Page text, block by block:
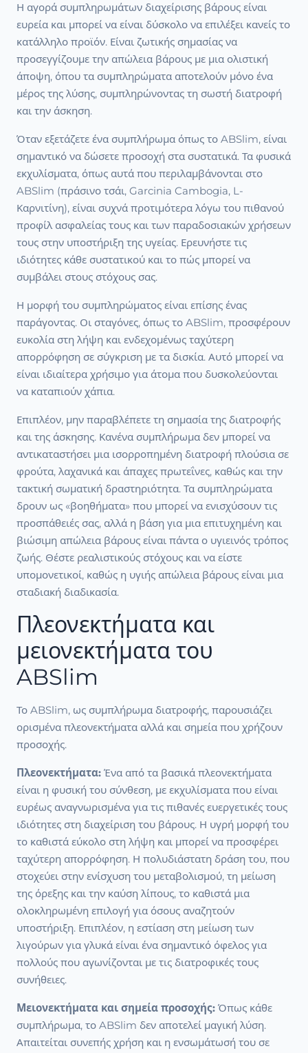
Η αγορά συμπληρωμάτων διαχείρισης βάρους είναι
ευρεία και μπορεί να είναι δύσκολο να επιλέξει κανείς το
κατάλληλο προϊόν. Είναι ζωτικής σημασίας να
προσεγγίζουμε την απώλεια βάρους με μια ολιστική
άποψη, όπου τα συμπληρώματα αποτελούν μόνο ένα
μέρος της λύσης, συμπληρώνοντας τη σωστή διατροφή
και την άσκηση.
Όταν εξετάζετε ένα συμπλήρωμα όπως το ABSlim, είναι
σημαντικό να δώσετε προσοχή στα συστατικά. Τα φυσικά
εκχυλίσματα, όπως αυτά που περιλαμβάνονται στο
ABSlim (πράσινο τσάι, Garcinia Cambogia, L-
Καρνιτίνη), είναι συχνά προτιμότερα λόγω του πιθανού
προφίλ ασφαλείας τους και των παραδοσιακών χρήσεων
τους στην υποστήριξη της υγείας. Ερευνήστε τις
ιδιότητες κάθε συστατικού και το πώς μπορεί να
συμβάλει στους στόχους σας.
Η μορφή του συμπληρώματος είναι επίσης ένας
παράγοντας. Οι σταγόνες, όπως το ABSlim, προσφέρουν
ευκολία στη λήψη και ενδεχομένως ταχύτερη
απορρόφηση σε σύγκριση με τα δισκία. Αυτό μπορεί να
είναι ιδιαίτερα χρήσιμο για άτομα που δυσκολεύονται
να καταπιούν χάπια.
Επιπλέον, μην παραβλέπετε τη σημασία της διατροφής
και της άσκησης. Κανένα συμπλήρωμα δεν μπορεί να
αντικαταστήσει μια ισορροπημένη διατροφή πλούσια σε
φρούτα, λαχανικά και άπαχες πρωτεΐνες, καθώς και την
τακτική σωματική δραστηριότητα. Τα συμπληρώματα
δρουν ως «βοηθήματα» που μπορεί να ενισχύσουν τις
προσπάθειές σας, αλλά η βάση για μια επιτυχημένη και
βιώσιμη απώλεια βάρους είναι πάντα ο υγιεινός τρόπος
ζωής. Θέστε ρεαλιστικούς στόχους και να είστε
υπομονετικοί, καθώς η υγιής απώλεια βάρους είναι μια
σταδιακή διαδικασία.
Πλεονεκτήματα και
μειονεκτήματα του
ABSlim
Το ABSlim, ως συμπλήρωμα διατροφής, παρουσιάζει
ορισμένα πλεονεκτήματα αλλά και σημεία που χρήζουν
προσοχής.
Πλεονεκτήματα: Ένα από τα βασικά πλεονεκτήματα
είναι η φυσική του σύνθεση, με εκχυλίσματα που είναι
ευρέως αναγνωρισμένα για τις πιθανές ευεργετικές τους
ιδιότητες στη διαχείριση του βάρους. Η υγρή μορφή του
το καθιστά εύκολο στη λήψη και μπορεί να προσφέρει
ταχύτερη απορρόφηση. Η πολυδιάστατη δράση του, που
στοχεύει στην ενίσχυση του μεταβολισμού, τη μείωση
της όρεξης και την καύση λίπους, το καθιστά μια
ολοκληρωμένη επιλογή για όσους αναζητούν
υποστήριξη. Επιπλέον, η εστίαση στη μείωση των
λιγούρων για γλυκά είναι ένα σημαντικό όφελος για
πολλούς που αγωνίζονται με τις διατροφικές τους
συνήθειες.
Μειονεκτήματα και σημεία προσοχής: Όπως κάθε
συμπλήρωμα, το ABSlim δεν αποτελεί μαγική λύση.
Απαιτείται συνεπής χρήση και η ενσωμάτωσή του σε